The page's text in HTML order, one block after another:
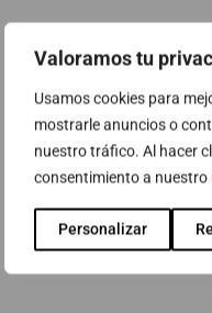
Valoramos tu
Usamos cookies para
mostrarle anuncios o
nuestro tráfico. Al hacer
consentimiento a nuestro
Personalizar